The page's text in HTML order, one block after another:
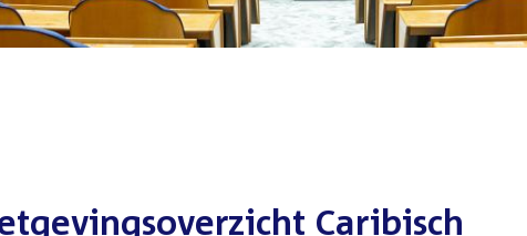
Caribisch